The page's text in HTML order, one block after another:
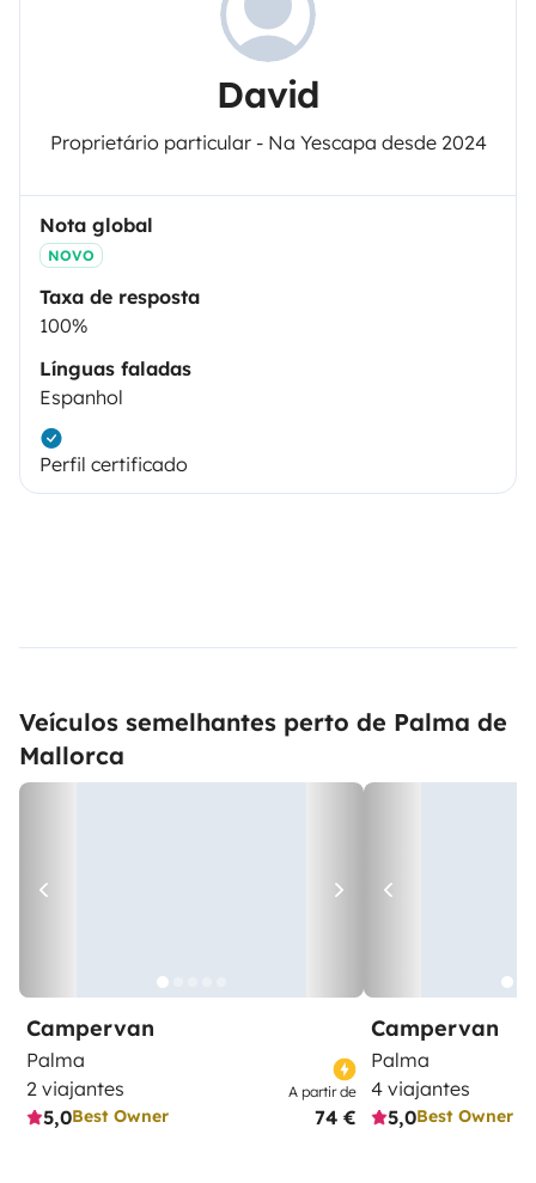
David
Proprietário particular - Na Yescapa desde 2024
Nota global
NOVO
Taxa de resposta
100%
Línguas faladas
Espanhol
Perfil certificado
Veículos semelhantes perto de Palma de
Mallorca
Campervan
Palma
2 viajantes
5,0Best Owner
A partir de
74 €
Campervan
Palma
4 viajantes
5,0Best Owner